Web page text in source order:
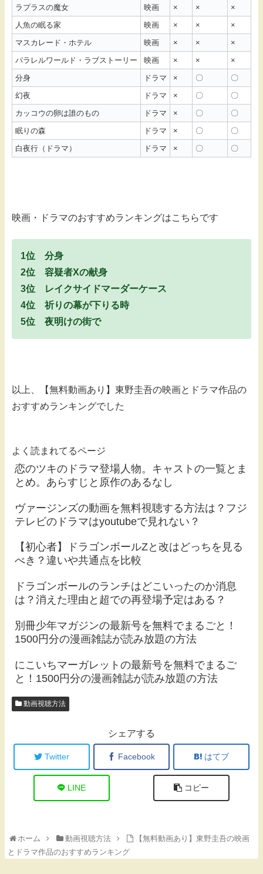
ラプラスの魔女
映画 × ×
×
人魚の眠る家
映画 × ×
×
マスカレード・ホテル
映画 × ×
×
パラレルワールド・ラブストーリー
映画 × ×
×
分身
ドラマ × 〇
〇
幻夜
ドラマ × 〇
〇
カッコウの卵は誰のもの
ドラマ × 〇
〇
眠りの森
ドラマ × 〇
〇
白夜行（ドラマ）
ドラマ × 〇 〇
映画・ドラマのおすすめランキングはこちらです
1位 分身
2位 容疑者Xの献身
3位 レイクサイドマーダーケース
4位 祈りの幕が下りる時
5位 夜明けの街で
以上、【無料動画あり】東野圭吾の映画とドラマ作品の
おすすめランキングでした
よく読まれてるページ
恋のツキのドラマ登場人物。キャストの一覧とま
とめ。あらすじと原作のあるなし
ヴァージンズの動画を無料視聴する方法は？フジ
テレビのドラマはyoutubeで見れない？
【初心者】ドラゴンボールZと改はどっちを見る
べき？違いや共通点を比較
ドラゴンボールのランチはどこいったのか消息
は？消えた理由と超での再登場予定はある？
別冊少年マガジンの最新号を無料でまるごと！
1500円分の漫画雑誌が読み放題の方法
にこいちマーガレットの最新号を無料でまるご
と！1500円分の漫画雑誌が読み放題の方法
動画視聴方法
シェアする
Twitter Facebook はてブ
LINE コピー
ホーム 動画視聴方法
【無料動画あり】東野圭吾の映画
とドラマ作品のおすすめランキング